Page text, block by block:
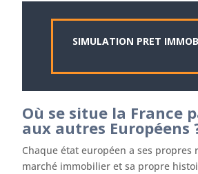
SIMULATION PRET
Où se situe la France
aux autres Européens
Chaque état européen a ses propres
marché immobilier et sa propre